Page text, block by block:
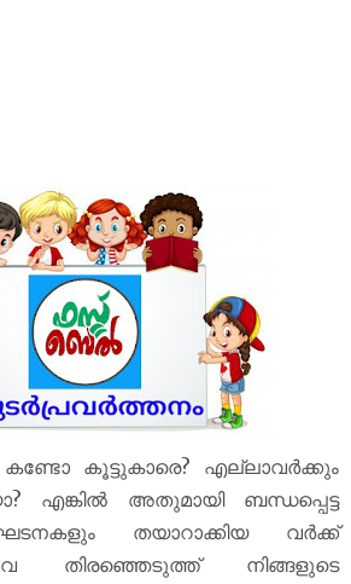
കൂട്ടുകാരെ? എല്ലാവർക്കും
എങ്കിൽ അതുമായി ബന്ധപ്പെട്ട
തയാറാക്കിയ വർക്ക്
തിരഞ്ഞെടുത്ത് നിങ്ങളുടെ